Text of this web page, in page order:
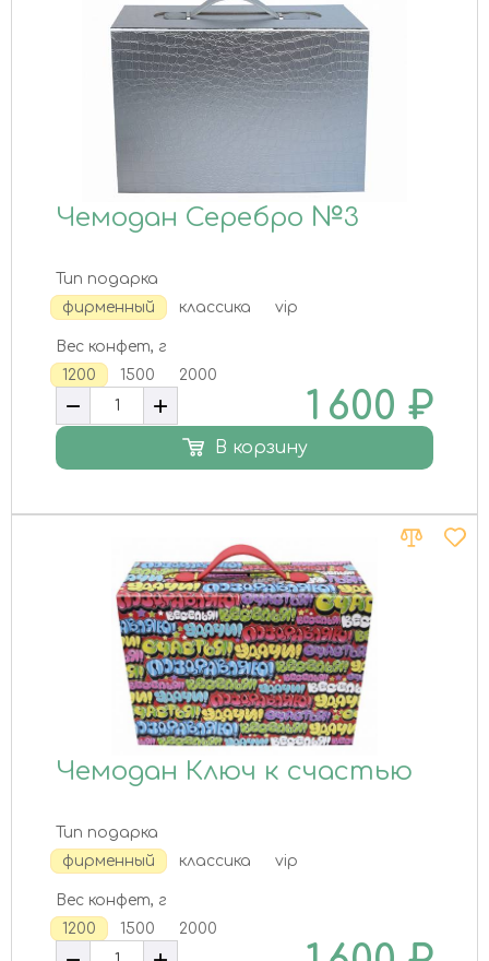
Чемодан Серебро №3
Тип подарка
фирменный
классика vip
Вес конфет, г
1200
1500 2000
1 600 ₽
В корзину
Чемодан Ключ к счастью
Тип подарка
фирменный
классика vip
Вес конфет, г
1200
1500 2000